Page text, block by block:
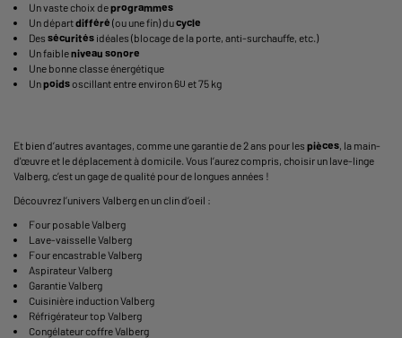
Un vaste choix deprogrammes
Un départdifféré (ou une fin) ducycle
Des sécurités idéales (blocage de la porte, anti-surchauffe, etc.)
Un faibleniveau sonore
Une bonne classe énergétique
Unpoidsoscillant entre environ 60 et 75 kg
Et bien d’autres avantages, comme une garantie de 2 ans pour les pièces, la main-
d'œuvre et le déplacement à domicile. Vous l’aurez compris, choisir un lave-linge
Valberg, c’est un gage de qualité pour de longues années !
Découvrez l’univers Valberg en un clin d’oeil :
Four posable Valberg
Lave-vaisselle Valberg
Four encastrable Valberg
Aspirateur Valberg
Garantie Valberg
Cuisinière induction Valberg
Réfrigérateur top Valberg
Congélateur coffre Valberg